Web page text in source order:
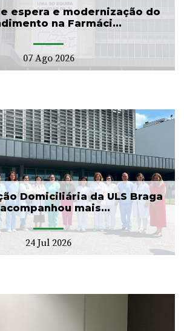
espera e modernização do
na Farmáci...
07 Ago 2026
Domiciliária da ULS Braga
mais...
24 Jul 2026